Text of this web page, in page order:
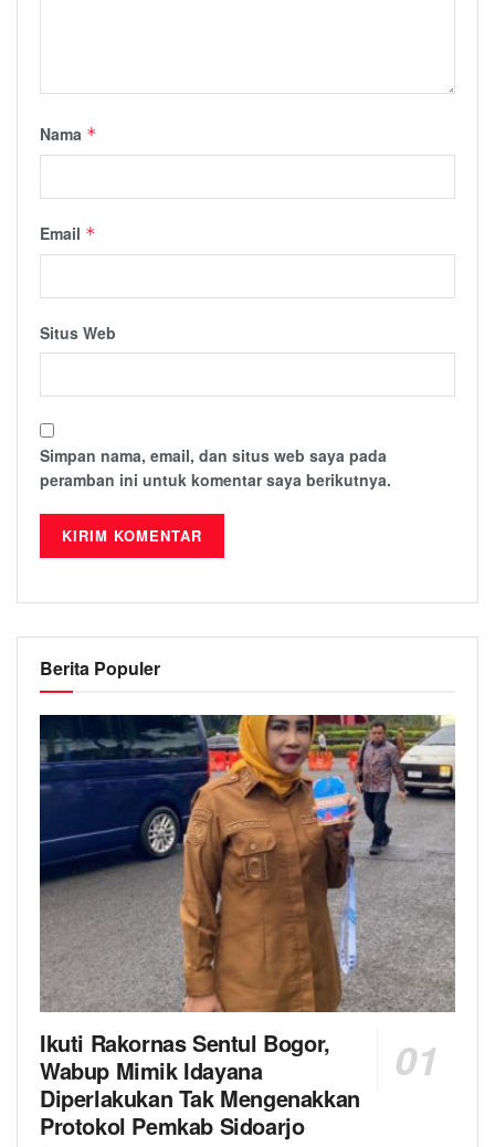
Nama *
Email *
Situs Web
Simpan nama, email, dan situs web saya pada
peramban ini untuk komentar saya berikutnya.
Berita Populer
Ikuti Rakornas Sentul Bogor,
Wabup Mimik Idayana
Diperlakukan Tak Mengenakkan
Protokol Pemkab Sidoarjo